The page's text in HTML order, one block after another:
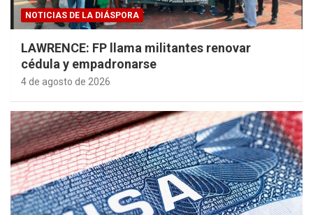
NOTICIAS DE LA DIÁSPORA
LAWRENCE: FP llama militantes renovar
cédula y empadronarse
4 de agosto de 2026